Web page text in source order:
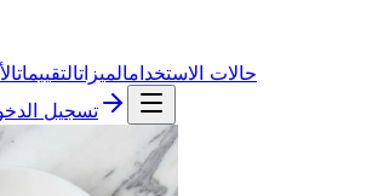
حالات الاستخدامالميزاتالتقييمات
تسجيل